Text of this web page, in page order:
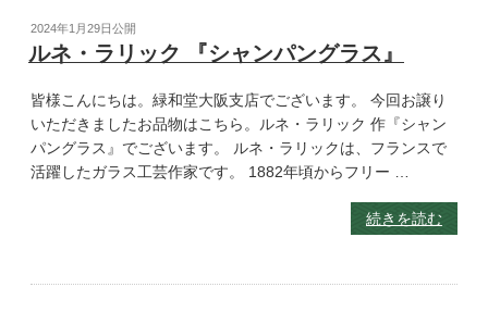
2024年1月29日公開
ルネ・ラリック 『シャンパングラス』
皆様こんにちは。緑和堂大阪支店でございます。 今回お譲り
いただきましたお品物はこちら。ルネ・ラリック 作『シャン
パングラス』でございます。 ルネ・ラリックは、フランスで
活躍したガラス工芸作家です。 1882年頃からフリー …
続きを読む